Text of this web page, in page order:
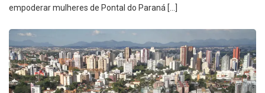
empoderar mulheres de Pontal do Paraná […]